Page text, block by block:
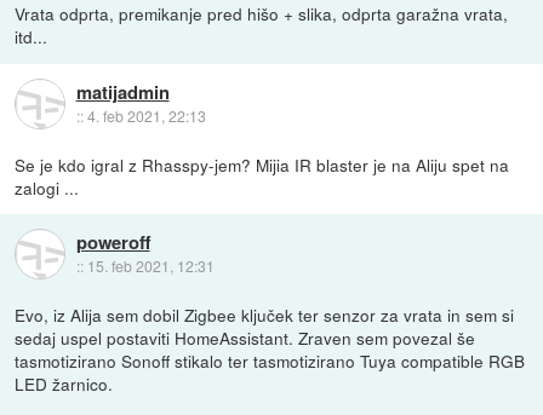
Vrata odprta, premikanje pred hišo + slika, odprta garažna vrata,
itd...
matijadmin
::4. feb 2021, 22:13
Se je kdo igral z Rhasspy-jem? Mijia IR blaster je na Aliju spet na
zalogi ...
poweroff
:: 15. feb 2021, 12:31
Evo, iz Alija sem dobil Zigbee ključek ter senzor za vrata in sem si
sedaj uspel postaviti HomeAssistant. Zraven sem povezal še
tasmotizirano Sonoff stikalo ter tasmotizirano Tuya compatible RGB
LED žarnico.